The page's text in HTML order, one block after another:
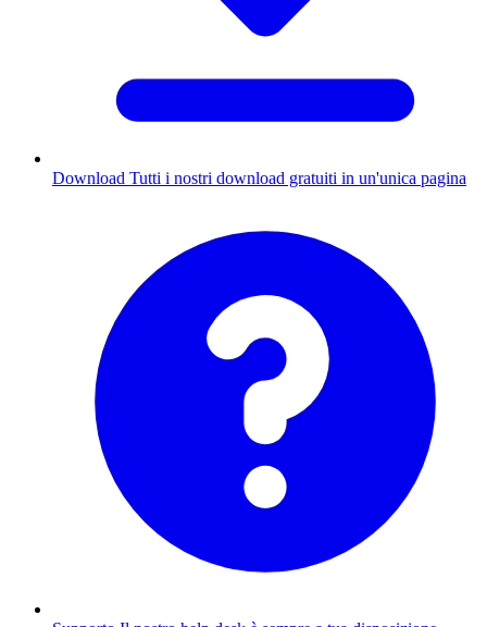
Download Tutti i nostri download gratuiti in un'unica pagina